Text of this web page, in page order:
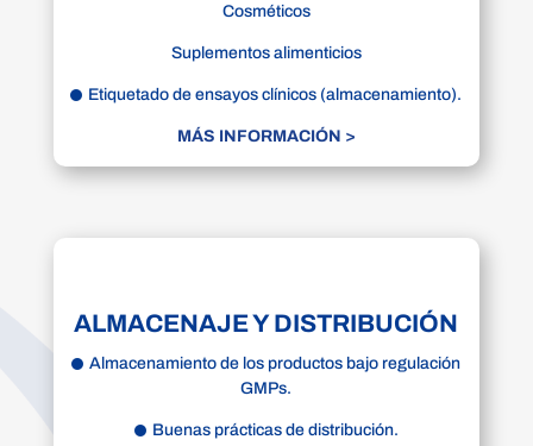
Cosméticos
Suplementos alimenticios
Etiquetado de ensayos clínicos (almacenamiento).
MÁS INFORMACIÓN >
ALMACENAJE Y DISTRIBUCIÓN
Almacenamiento de los productos bajo regulación
GMPs.
Buenas prácticas de distribución.